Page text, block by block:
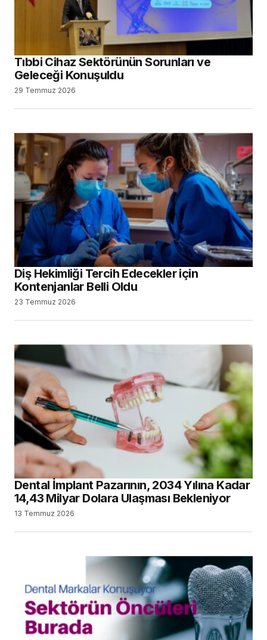
Tıbbi Cihaz Sektörünün Sorunları ve
Geleceği Konuşuldu
29 Temmuz 2026
Diş Hekimliği Tercih Edecekler için
Kontenjanlar Belli Oldu
23 Temmuz 2026
Dental İmplant Pazarının, 2034 Yılına Kadar
14,43 Milyar Dolara Ulaşması Bekleniyor
13 Temmuz 2026